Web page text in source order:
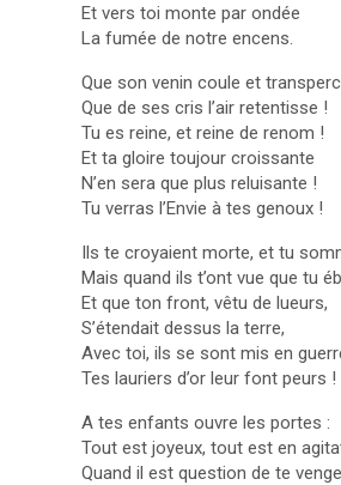
Et vers toi monte par ondée
La fumée de notre encens.
Que son venin coule et
Que de ses cris l’air retentisse !
Tu es reine, et reine de renom !
Et ta gloire toujour croissante
N’en sera que plus reluisante !
Tu verras l’Envie à tes genoux !
Ils te croyaient morte, et tu
Mais quand ils t’ont vue que tu
Et que ton front, vêtu de lueurs,
S’étendait dessus la terre,
Avec toi, ils se sont mis en
Tes lauriers d’or leur font peurs !
A tes enfants ouvre les portes :
Tout est joyeux, tout est en
Quand il est question de te